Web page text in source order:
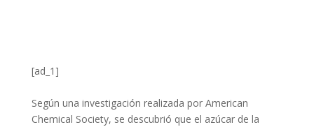
[ad_1]
Según una investigación realizada por American
Chemical Society, se descubrió que el azúcar de la